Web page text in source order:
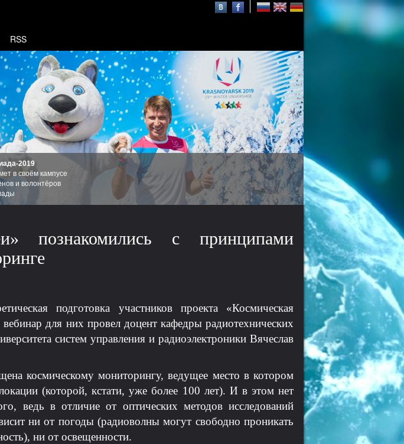
RSS
2019
в своём кампусе
и волонтёров
СФУ в проекте 5-100
проект повышения
конкурентоспособности
ведущих российских вузов
познакомились с принципами
подготовка участников проекта «Космическая
вебинар для них провел доцент кафедры радиотехнических
систем управления и радиоэлектроники Вячеслав
космическому мониторингу, ведущее место в котором
(которой, кстати, уже более 100 лет). И в этом нет
ведь в отличие от оптических методов исследований
ни от погоды (радиоволны могут свободно проникать
ни от освещенности.